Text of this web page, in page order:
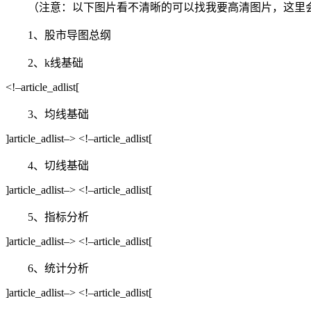
（注意：以下图片看不清晰的可以找我要高清图片，这里
1、股市导图总纲
2、k线基础
<!–article_adlist[
3、均线基础
]article_adlist–> <!–article_adlist[
4、切线基础
]article_adlist–> <!–article_adlist[
5、指标分析
]article_adlist–> <!–article_adlist[
6、统计分析
]article_adlist–> <!–article_adlist[